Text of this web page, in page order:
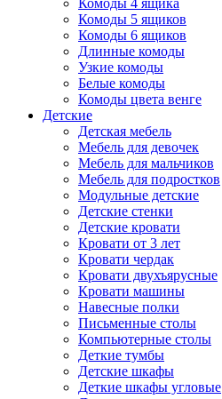
Комоды 4 ящика
Комоды 5 ящиков
Комоды 6 ящиков
Длинные комоды
Узкие комоды
Белые комоды
Комоды цвета венге
Детские
Детская мебель
Мебель для девочек
Мебель для мальчиков
Мебель для подростков
Модульные детские
Детские стенки
Детские кровати
Кровати от 3 лет
Кровати чердак
Кровати двухъярусные
Кровати машины
Навесные полки
Письменные столы
Компьютерные столы
Деткие тумбы
Детские шкафы
Деткие шкафы угловые